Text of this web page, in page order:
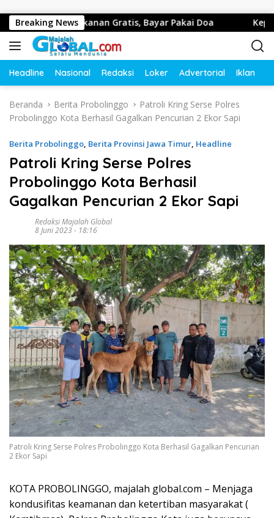
Breaking News
Makanan Gratis, Bayar Pakai Doa Kepala Desa
Headline Nasional Redaksi Loker Advertorial Iklan
Beranda Berita Probolinggo
Patroli Kring Serse Polres
Probolinggo Kota Berhasil Gagalkan Pencurian 2 Ekor Sapi
Berita Probolinggo, Berita Provinsi Jawa Timur, Headline
Patroli Kring Serse Polres
Probolinggo Kota Berhasil
Gagalkan Pencurian 2 Ekor Sapi
Redaksi Majalah Global
8 Juni 2023 - 18:16
Patroli Kring Serse Polres Probolinggo Kota Berhasil Gagalkan Pencurian
2 Ekor Sapi
KOTA PROBOLINGGO, majalah global.com – Menjaga
kondusifitas keamanan dan ketertiban masyarakat (